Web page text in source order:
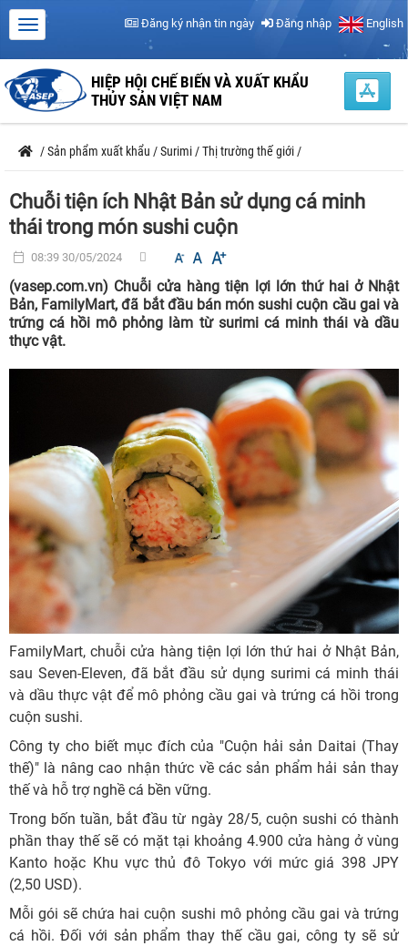
Đăng ký nhận tin ngày Đăng nhập English
HIỆP HỘI CHẾ BIẾN VÀ XUẤT KHẨU
THỦY SẢN VIỆT NAM
/Sản phẩm xuất khẩu /Surimi /Thị trường thế giới /
Chuỗi tiện ích Nhật Bản sử dụng cá minh
thái trong món sushi cuộn
08:39 30/05/2024
(vasep.com.vn) Chuỗi cửa hàng tiện lợi lớn thứ hai ở Nhật
Bản, FamilyMart, đã bắt đầu bán món sushi cuộn cầu gai và
trứng cá hồi mô phỏng làm từ surimi cá minh thái và dầu
thực vật.
FamilyMart, chuỗi cửa hàng tiện lợi lớn thứ hai ở Nhật Bản,
sau Seven-Eleven, đã bắt đầu sử dụng surimi cá minh thái
và dầu thực vật để mô phỏng cầu gai và trứng cá hồi trong
cuộn sushi.
Công ty cho biết mục đích của "Cuộn hải sản Daitai (Thay
thế)" là nâng cao nhận thức về các sản phẩm hải sản thay
thế và hỗ trợ nghề cá bền vững.
Trong bốn tuần, bắt đầu từ ngày 28/5, cuộn sushi có thành
phần thay thế sẽ có mặt tại khoảng 4.900 cửa hàng ở vùng
Kanto hoặc Khu vực thủ đô Tokyo với mức giá 398 JPY
(2,50 USD).
Mỗi gói sẽ chứa hai cuộn sushi mô phỏng cầu gai và trứng
cá hồi. Đối với sản phẩm thay thế cầu gai, công ty sẽ sử